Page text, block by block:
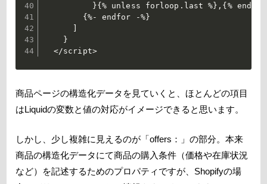
}{% unless forloop.last %},{%
{%- endfor -%}
]
}
</script>
商品ページの構造化データを見ていくと、ほとんどの項目
はLiquidの変数と値の対応がイメージできると思います。
しかし、少し複雑に見えるのが「offers：」の部分。本来
商品の構造化データにて商品の購入条件（価格や在庫状況
など）を記述するためのプロパティですが、Shopifyの場